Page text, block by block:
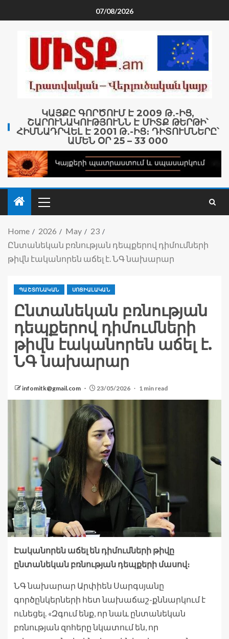
07/08/2026
ԿԱՅՔԸ ԳՈՐԾՈՒՄ Է 2009 Թ․-ԻՑ,
ՇԱՐՈՒՆԱԿՈՒԹՅՈՒՆՆ Է ՄԻՏՔ ԹԵՐԹԻ՝
ՀԻՄՆԱԴՐՎԵԼ Է 2001 Թ․-ԻՑ։ ԴԻՏՈՒՄՆԵՐԸ՝
ԱՄԵՆ ՕՐ 25 – 33 000
Home 2026 May
23
Ընտանեկան բռնության դեպքերով դիմումների
թիվն էականորեն աճել է. ՆԳ նախարար
ՊԱՇՏՈՆԱԿԱՆ ՍՈՑԻԱԼԱԿԱՆ
Ընտանեկան բռնության
դեպքերով դիմումների
թիվն էականորեն աճել է.
ՆԳ նախարար
infomitk@gmail.com 23/05/2026 1 min read
Էականորեն աճել են դիմումների թիվը
ընտանեկան բռնության դեպքերի մասով։
ՆԳ նախարար Արփիեն Սարգսյանը
գործընկերների հետ նախաճաշ-քննարկում է
ունեցել. «Զգում ենք, որ նաև ընտանեկան
բռնության զոհերը նկատում են, որ